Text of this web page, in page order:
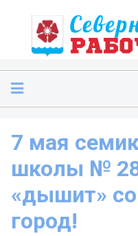
7 мая
школы № 28
«дышит»
город!